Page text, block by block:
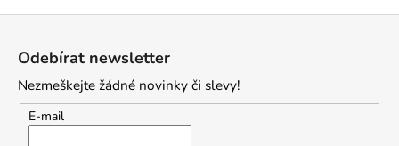
Odebírat newsletter
Nezmeškejte žádné novinky či slevy!
E-mail